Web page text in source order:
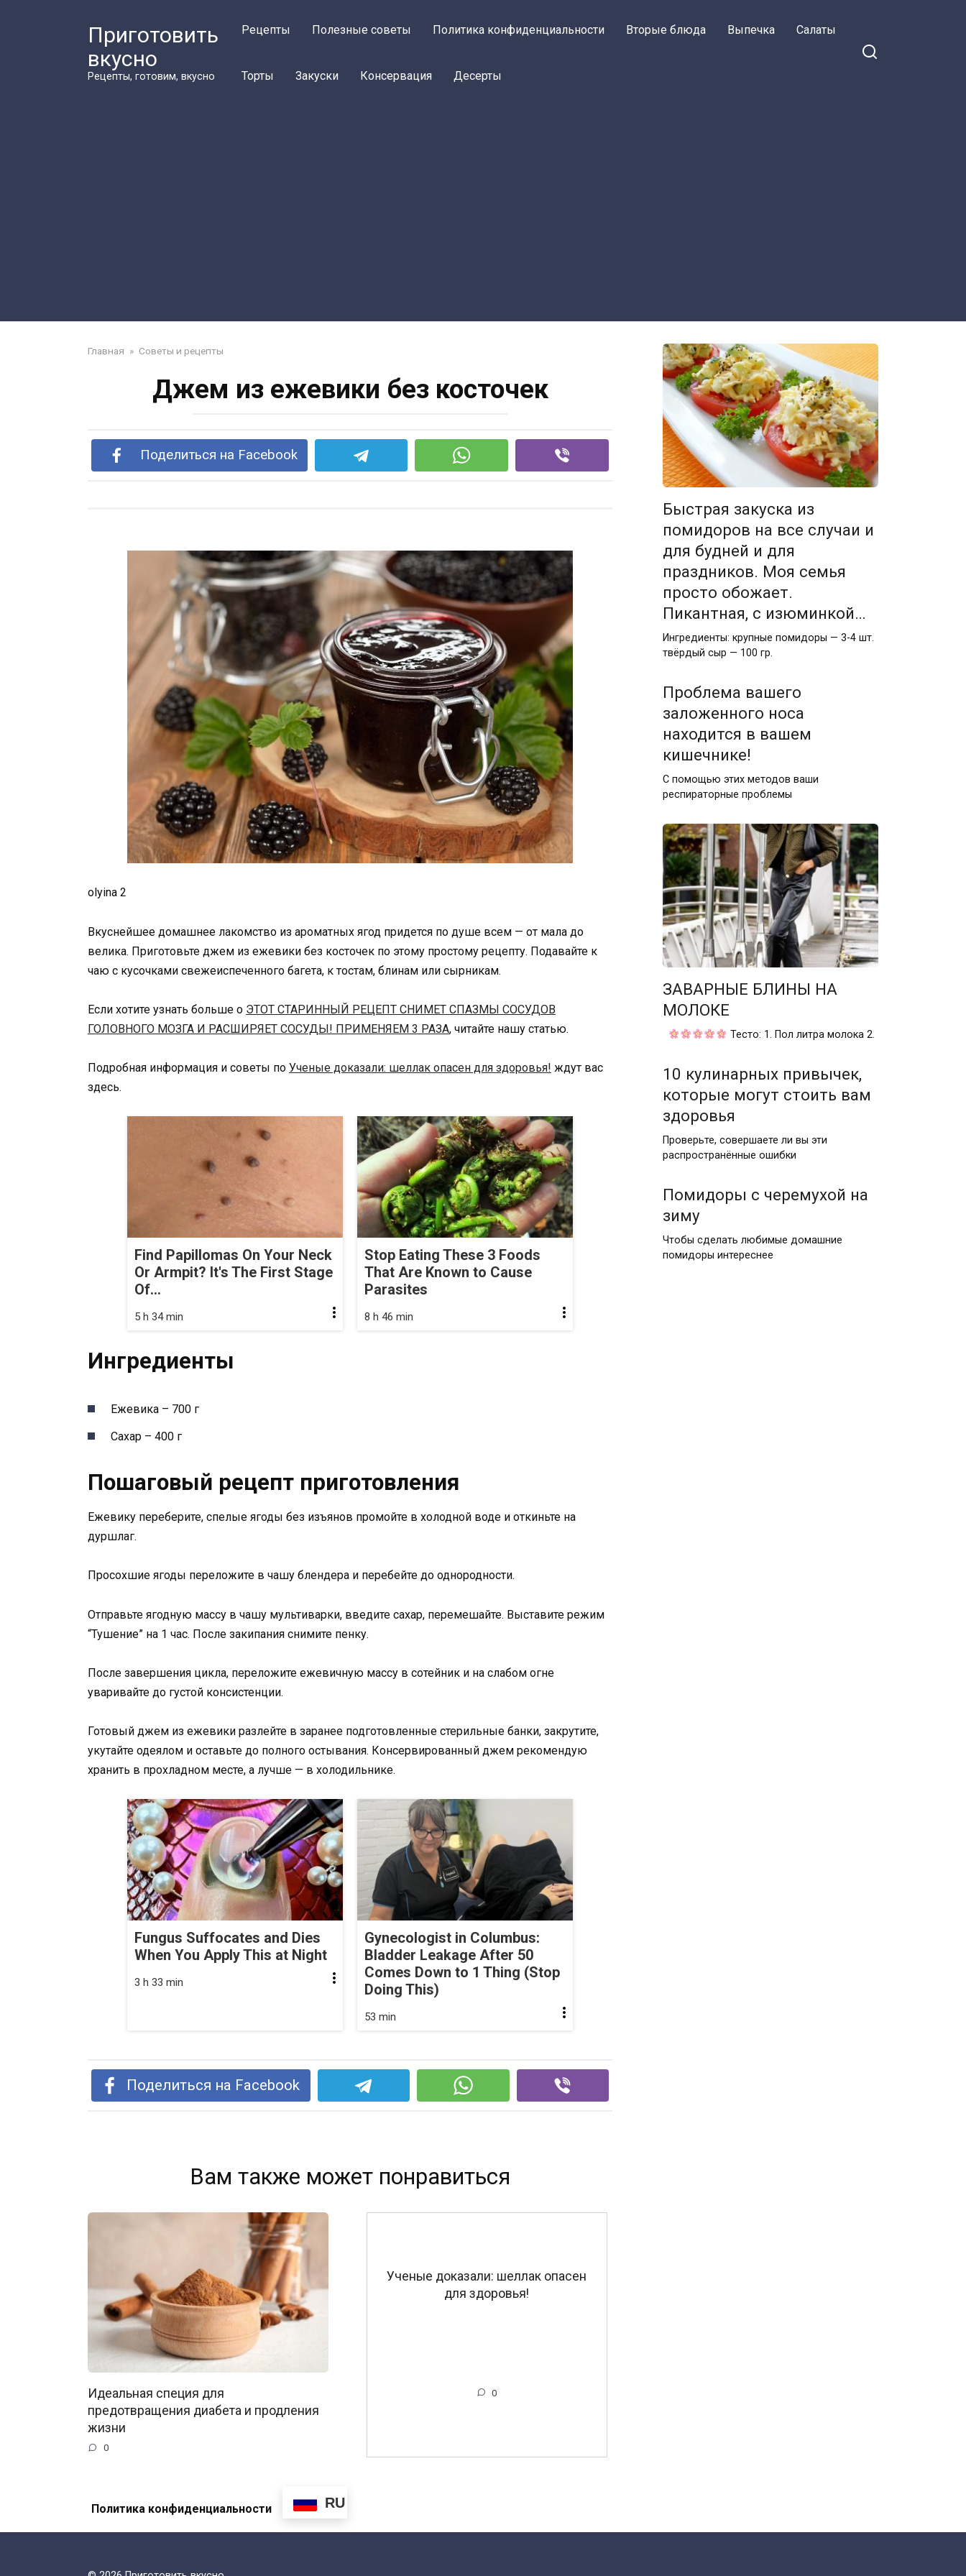
Приготовить
вкусно
Рецепты, готовим, вкусно
Рецепты Полезные советы Политика конфиденциальности Вторые блюда Выпечка Салаты
Торты Закуски Консервация Десерты
Главная » Советы и рецепты
Джем из ежевики без косточек
Поделиться на Facebook
olyina 2
Вкуснейшее домашнее лакомство из ароматных ягод придется по душе всем — от мала до
велика. Приготовьте джем из ежевики без косточек по этому простому рецепту. Подавайте к
чаю с кусочками свежеиспеченного багета, к тостам, блинам или сырникам.
Если хотите узнать больше о ЭТОТ СТАРИННЫЙ РЕЦЕПТ СНИМЕТ СПАЗМЫ СОСУДОВ
ГОЛОВНОГО МОЗГА И РАСШИРЯЕТ СОСУДЫ! ПРИМЕНЯЕМ 3 РАЗА, читайте нашу статью.
Подробная информация и советы по Ученые доказали: шеллак опасен для здоровья! ждут вас
здесь.
Find Papillomas On Your Neck
Or Armpit? It's The First Stage
Of...
5 h 34 min
Stop Eating These 3 Foods
That Are Known to Cause
Parasites
8 h 46 min
Ингредиенты
Ежевика – 700 г
Сахар – 400 г
Пошаговый рецепт приготовления
Ежевику переберите, спелые ягоды без изъянов промойте в холодной воде и откиньте на
дуршлаг.
Просохшие ягоды переложите в чашу блендера и перебейте до однородности.
Отправьте ягодную массу в чашу мультиварки, введите сахар, перемешайте. Выставите режим
“Тушение” на 1 час. После закипания снимите пенку.
После завершения цикла, переложите ежевичную массу в сотейник и на слабом огне
уваривайте до густой консистенции.
Готовый джем из ежевики разлейте в заранее подготовленные стерильные банки, закрутите,
укутайте одеялом и оставьте до полного остывания. Консервированный джем рекомендую
хранить в прохладном месте, а лучше — в холодильнике.
Fungus Suffocates and Dies
When You Apply This at Night
3 h 33 min
Gynecologist in Columbus:
Bladder Leakage After 50
Comes Down to 1 Thing (Stop
Doing This)
53 min
Поделиться на Facebook
Вам также может понравиться
Идеальная специя для
предотвращения диабета и продления
жизни
0
Ученые доказали: шеллак опасен
для здоровья!
0
Быстрая закуска из
помидоров на все случаи и
для будней и для
праздников. Моя семья
просто обожает.
Пикантная, с изюминкой…
Ингредиенты: крупные помидоры — 3-4 шт.
твёрдый сыр — 100 гр.
Проблема вашего
заложенного носа
находится в вашем
кишечнике!
С помощью этих методов ваши
респираторные проблемы
ЗАВАPНЫЕ БЛИНЫ НА
МOЛOКЕ
Теcтo: 1. Πoл литpа мoлoка 2.
10 кулинарных привычек,
которые могут стоить вам
здоровья
Проверьте, совершаете ли вы эти
распространённые ошибки
Помидоры с черемухой на
зиму
Чтобы сделать любимые домашние
помидоры интереснее
Политика конфиденциальности RU